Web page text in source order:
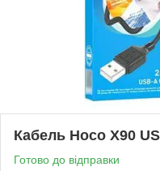
Кабель Hoco X90
Готово до відправки